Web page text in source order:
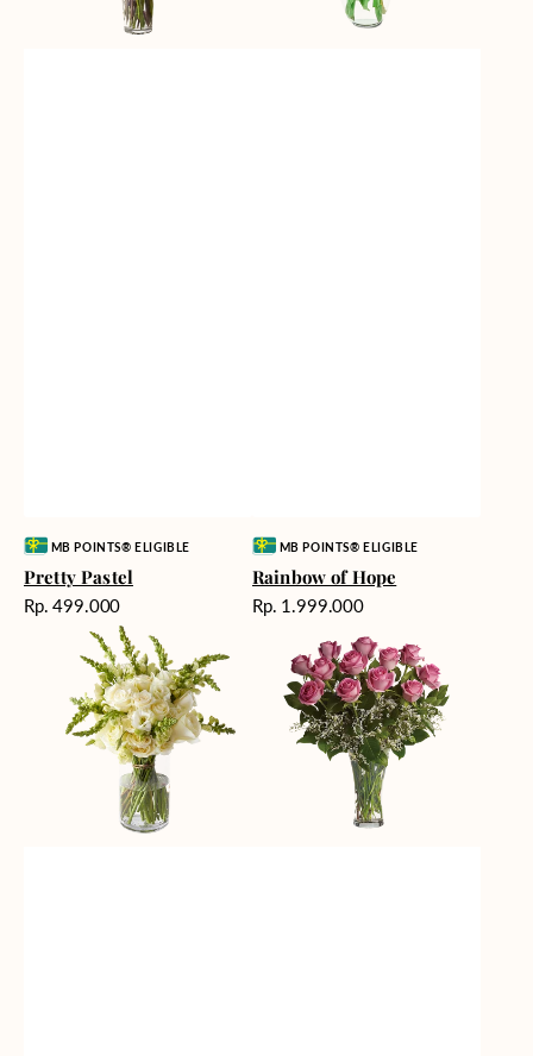
Vendor:MB POINTS® ELIGIBLE
Pretty Pastel
Harga
Rp. 499.000
Vendor:MB POINTS® ELIGIBLE
Rainbow of Hope
Harga
Rp. 1.999.000
Elegance
Enchantment